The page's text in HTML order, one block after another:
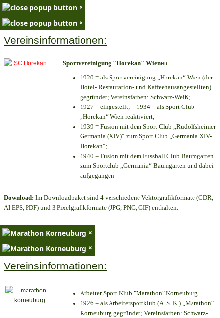
×
×
Vereinsinformationen:
Sportvereinigung "Horekan" Wienen
1920 = als Sportvereinigung „Horekan“ Wien (der
Hotel- Restauration- und Kaffeehausangestellten)
gegründet; Vereinsfarben: Schwarz-Weiß;
1927 = eingestellt; – 1934 = als Sport Club
„Horekan“ Wien reaktiviert;
1939 = Fusion mit dem Sport Club „Rudolfsheimer
Germania (XIV)“ zum Sport Club „Germania XIV-
Horekan“;
1940 = Fusion mit dem Fussball Club Baumgarten
zum Sportclub „Germania“ Baumgarten und dabei
aufgegangen
Download: Im Downloadpaket sind 4 verschiedene Vektorgrafikformate (CDR,
AI EPS, PDF) und 3 Pixelgrafikformate (JPG, PNG, GIF) enthalten.
×
×
Vereinsinformationen:
Arbeiter Sport Klub "Marathon" Korneuburg
1926 = als Arbeitersportklub (A. S. K.) „Marathon“
Korneuburg gegründet; Vereinsfarben: Schwarz-